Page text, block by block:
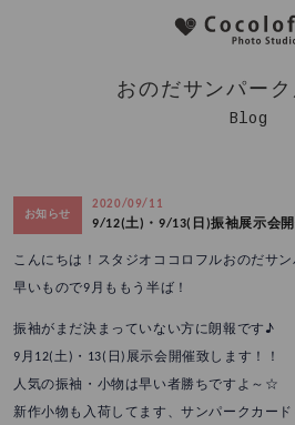
おのだサンパー
Blog
お知らせ
2020/09/11
9/12(土)・9/13(日)振袖展示会開
こんにちは！スタジオココロフルおのだサン
早いもので9月ももう半ば！
振袖がまだ決まっていない方に朗報です♪
9月12(土)・13(日)展示会開催致します！！
人気の振袖・小物は早い者勝ちですよ～☆
新作小物も入荷してます、サンパークカード